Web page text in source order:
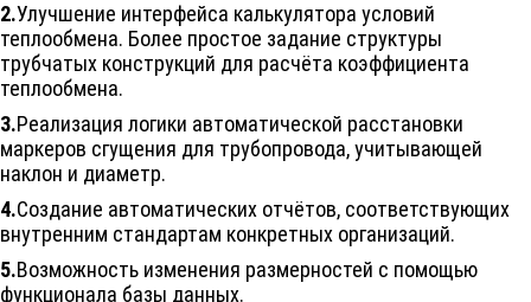
2.Улучшение интерфейса калькулятора условий
теплообмена. Более простое задание структуры
трубчатых конструкций для расчёта коэффициента
теплообмена.
3.Реализация логики автоматической расстановки
маркеров сгущения для трубопровода, учитывающей
наклон и диаметр.
4.Создание автоматических отчётов, соответствующих
внутренним стандартам конкретных организаций.
5.Возможность изменения размерностей с помощью
функционала базы данных.